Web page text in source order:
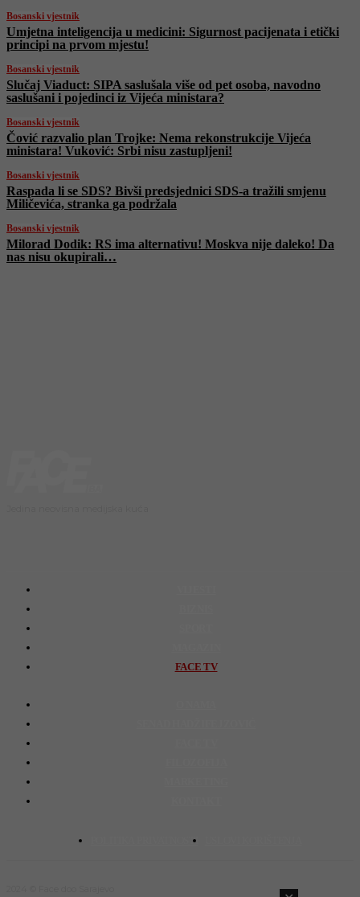
Bosanski vjestnik
Umjetna inteligencija u medicini: Sigurnost pacijenata i etički
principi na prvom mjestu!
Bosanski vjestnik
Slučaj Viaduct: SIPA saslušala više od pet osoba, navodno
saslušani i pojedinci iz Vijeća ministara?
Bosanski vjestnik
Čović razvalio plan Trojke: Nema rekonstrukcije Vijeća
ministara! Vuković: Srbi nisu zastupljeni!
Bosanski vjestnik
Raspada li se SDS? Bivši predsjednici SDS-a tražili smjenu
Miličevića, stranka ga podržala
Bosanski vjestnik
Milorad Dodik: RS ima alternativu! Moskva nije daleko! Da
nas nisu okupirali…
FACE TV
POLITIKA PRIVATNOSTI